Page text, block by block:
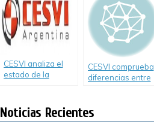
CESVI analiza el
estado de la
CESVI comprueba
diferencias entre
Fabián Pons
(Video)
Noticias Recientes